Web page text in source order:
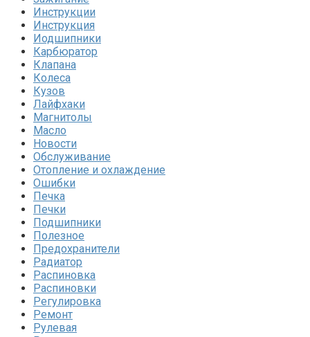
Инструкции
Инструкция
Иодшипники
Карбюратор
Клапана
Колеса
Кузов
Лайфхаки
Магнитолы
Масло
Новости
Обслуживание
Отопление и охлаждение
Ошибки
Печка
Печки
Подшипники
Полезное
Предохранители
Радиатор
Распиновка
Распиновки
Регулировка
Ремонт
Рулевая